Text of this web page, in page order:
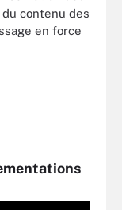
contenu des
en force